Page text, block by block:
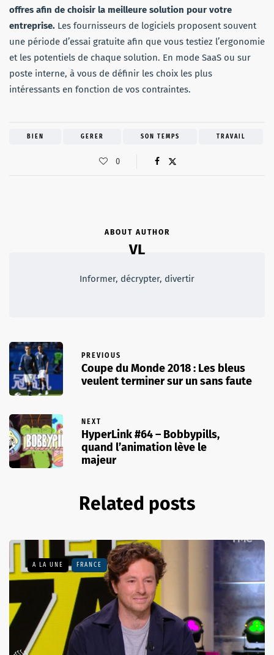
offres afin de choisir la meilleure solution pour votre
entreprise. Les fournisseurs de logiciels proposent souvent
une période d’essai gratuite afin que vous testiez l’ergonomie
et les potentiels de chaque solution. En mode SaaS ou sur
poste interne, à vous de définir les choix les plus
intéressants en fonction de vos contraintes.
BIEN GERER SON TEMPS TRAVAIL
0
ABOUT AUTHOR
VL
Informer, décrypter, divertir
PREVIOUS
Coupe du Monde 2018 : Les bleus
veulent terminer sur un sans faute
NEXT
HyperLink #64 – Bobbypills,
quand l’animation lève le
majeur
Related posts
A LA UNE FRANCE